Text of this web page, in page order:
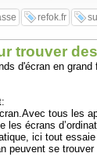
refok.fr
trouver
d'écran en
tous les
les écrans
ici tout
peuvent se